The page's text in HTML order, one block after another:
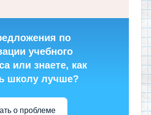
по
учебного
или знаете, как
школу лучше?
о проблеме